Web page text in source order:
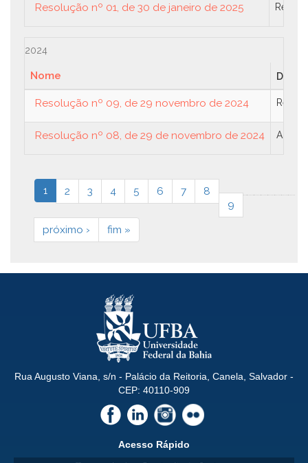
Resolução nº 01, de 30 de janeiro de 2025
2024
Nome
Resolução nº 09, de 29 novembro de 2024
Resolução nº 08, de 29 de novembro de 2024 Altera
1 2 3 4 5 6 7
8
9
próximo ›
fim »
Rua Augusto Viana, s/n - Palácio da Reitoria, Canela, Salvador -
CEP: 40110-909
Acesso Rápido